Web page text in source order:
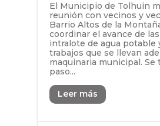
El Municipio de Tolhuin
reunión con vecinos y
Barrio Altos de la
coordinar el avance de
intralote de agua potable
trabajos que se llevan
maquinaria municipal. Se
paso...
Leer más